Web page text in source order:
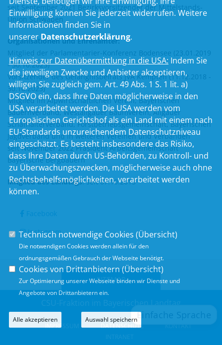
seit September 2021 Bezirksvorsitzender der Mittelstands-
Union Schwaben
Organisationen und Ehrenämter:
Mitglied der Parlamentarier-Konferenz Bodensee (23.01.2019
- 30.10.2023)
Vorsitzender des Gefängnisbeirats JVA Kempten (11.12.2018 -
30.10.2023)
Mitglied im Alpwirtschaftlichen Verein, Bayerischen
Bauernverband, Westallgäuer Baumverein, Allgäuer
Schafhalterverband, Forstbetriebsgemeinschaft, Bayerischen
Jagdverband und in weiteren Vereinen und Verbänden
seit November 2022 Präsident Arbeitsgemeinschaft
Bayerische Bergbauern
Mitglied des Landtags:seit 07.10.2013
Facebook
Instagram
SITEMAP
CSU-Fraktion im Bayerischen Landtag
IMPRESSUM DATENSCHUTZ
KONTAKT
INTRANET
Einwilligung können Sie jederzeit widerrufen. Weitere
Informationen finden Sie in
unsererDatenschutzerklärung.
Hinweis zur Datenübermittlung in die USA: Indem Sie
die jeweiligen Zwecke und Anbieter akzeptieren,
willigen Sie zugleich gem. Art. 49 Abs. 1 S. 1 lit. a)
DSGVO ein, dass Ihre Daten möglicherweise in den
USA verarbeitet werden. Die USA werden vom
Europäischen Gerichtshof als ein Land mit einem nach
EU-Standards unzureichendem Datenschutzniveau
eingeschätzt. Es besteht insbesondere das Risiko,
dass Ihre Daten durch US-Behörden, zu Kontroll- und
zu Überwachungszwecken, möglicherweise auch ohne
Rechtsbehelfsmöglichkeiten, verarbeitet werden
können.
Technisch notwendige Cookies (Übersicht)
Die notwendigen Cookies werden allein für den
ordnungsgemäßen Gebrauch der Webseite benötigt.
Cookies von Drittanbietern (Übersicht)
Zur Optimierung unserer Webseite binden wir Dienste und
Angebote von Drittanbietern ein.
Alle akzeptieren Auswahl speichern